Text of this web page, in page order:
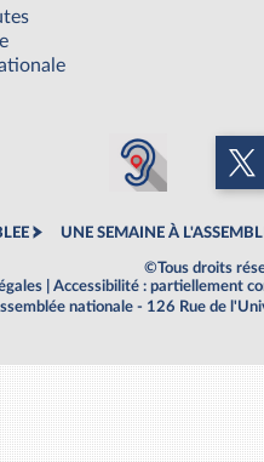
UNE SEMAINE À
©Tous droits
Accessibilité : partiellement
nationale - 126 Rue de